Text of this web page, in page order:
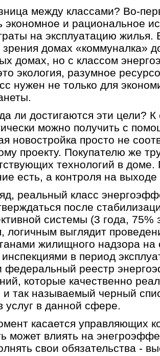
между классами? Во-
экономное и рациональное
на эксплуатацию жилья.
зрения домах «коммуналка»
домах, но с классом
экология, разумное
нужен не только для
ли достигаются эти цели?
можно получить с
новостройка просто не
проекту. Покупателю же
технологий в доме.
есть, а контроля на выходе
реальный класс
после
системы (3 года, 75%
логичным выглядит
жилищного надзора на
в период
федеральный реестр
которые качественно
так называемый черный
услуг в данной сфере.
касается управляющих
может влиять на
свои обязательства -